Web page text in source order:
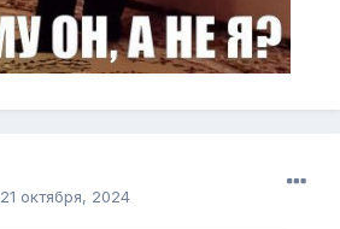
21 октября, 2024